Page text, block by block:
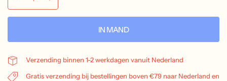
IN MAND
Verzending binnen 1-2 werkdagen vanuit Nederland
Gratis verzending bij bestellingen boven €79 naar Nederland en